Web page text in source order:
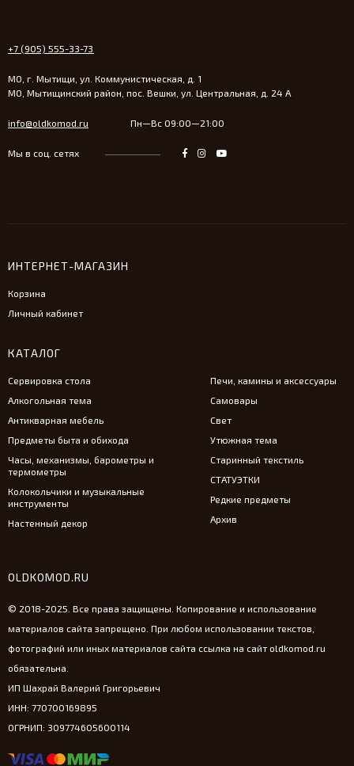
+7 (905) 555-33-73
МО, г. Мытищи, ул. Коммунистическая, д. 1
МО, Мытищинский район, пос. Вешки, ул. Центральная, д. 24 А
info@oldkomod.ru Пн—Вс 09:00—21:00
Мы в соц. сетях
ИНТЕРНЕТ-МАГАЗИН
Корзина
Личный кабинет
КАТАЛОГ
Сервировка стола
Алкогольная тема
Антикварная мебель
Предметы быта и обихода
Часы, механизмы, барометры и
термометры
Колокольчики и музыкальные
инструменты
Настенный декор
Печи, камины и аксессуары
Самовары
Свет
Утюжная тема
Старинный текстиль
СТАТУЭТКИ
Редкие предметы
Архив
OLDKOMOD.RU
© 2018-2025. Все права защищены. Копирование и использование
материалов сайта запрещено. При любом использовании текстов,
фотографий или иных материалов сайта ссылка на сайт oldkomod.ru
обязательна.
ИП Шахрай Валерий Григорьевич
ИНН: 770700169895
ОГРНИП: 309774605600114